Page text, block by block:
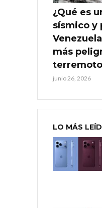
¿Qué es
sísmico y
más
junio 26, 2026
LO MÁS